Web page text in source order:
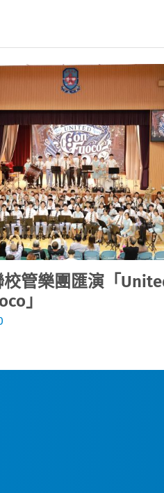
校管樂團匯演「
」